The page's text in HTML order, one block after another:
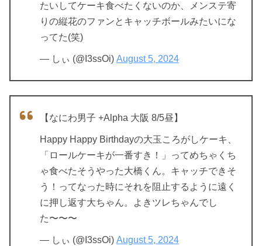
たいしてケーキ食べたくないのか、メンステ寄
りの縦花のファンとキャッチボールみたいにな
ってた(笑)
— しぃ (@I3ssOi) August 5, 2024
【なにわ男子 +Alpha 大阪 8/5昼】
Happy Happy Birthdayの大玉ころがしケーキ、
「ロールケーキが一番すき！」ってめちゃくち
ゃ食べたそうやった大橋くん。キャッチできそ
う！ってなった時にそれを阻止するように遠く
に押し返す大ちゃん。よきツレちゃんでし
た〜〜〜
— しぃ (@I3ssOi) August 5, 2024